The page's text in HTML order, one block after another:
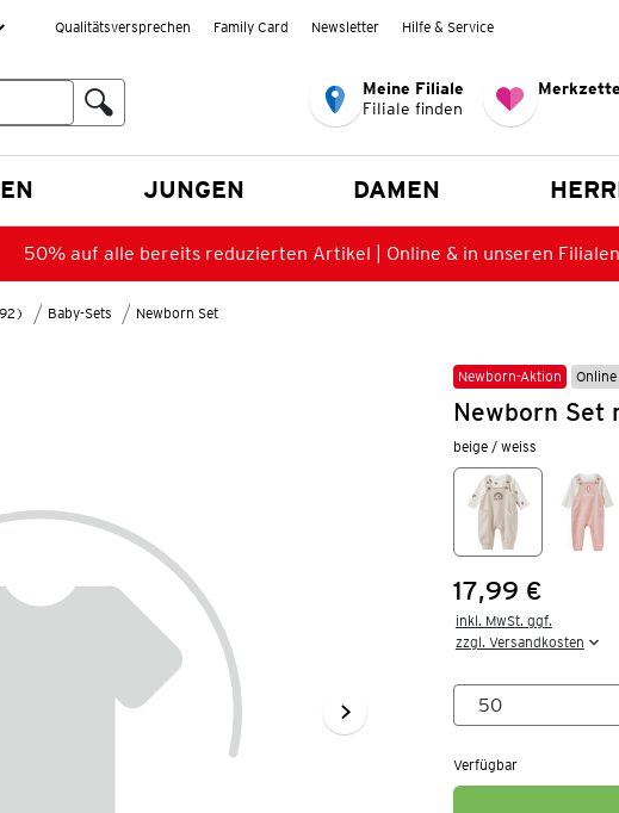
Qualitätsversprechen Family Card Newsletter Hilfe & Service
Meine Filiale
Filiale finden
JUNGEN DAMEN
50% auf alle bereits reduzierten Artikel | Online & in unseren Filialen
Baby-Sets Newborn Set
Newborn-Aktion
Newborn Set
beige / weiss
Preis:
17,99 €
inkl. MwSt. ggf.
zzgl. Versandkosten
Verfügbar